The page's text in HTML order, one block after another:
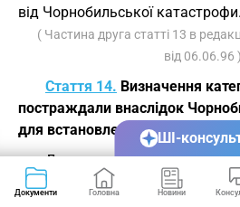
від Чорнобильської катастрофи.
( Частина друга статті 13 в
від 06.06.96 )
Стаття 14. Визначення
постраждали внаслідок
для встановлення пільг і
Для встановлення
визначаються такі категорії
Документи Головна Новини
ШІ-